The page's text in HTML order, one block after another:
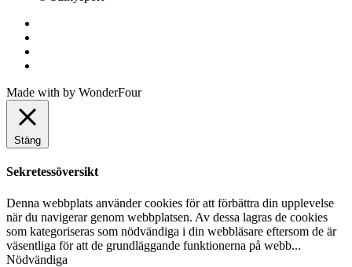
Made with by WonderFour
Stäng
Sekretessöversikt
Denna webbplats använder cookies för att förbättra din upplevelse
när du navigerar genom webbplatsen. Av dessa lagras de cookies
som kategoriseras som nödvändiga i din webbläsare eftersom de är
väsentliga för att de grundläggande funktionerna på webb...
Nödvändiga